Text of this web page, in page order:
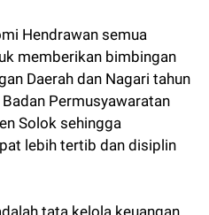
Hendrawan semua
memberikan bimbingan
Daerah dan Nagari tahun
Permusyawaratan
Solok sehingga
lebih tertib dan disiplin
tata kelola keuangan